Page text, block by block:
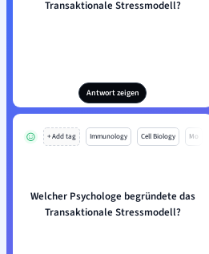
Transaktionale Stressmodell?
Antwort zeigen
+ Add tag Immunology Cell Biology Mo
Welcher Psychologe begründete das
Transaktionale Stressmodell?